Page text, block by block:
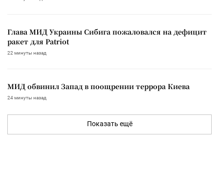
Глава МИД Украины Сибига пожаловался на дефицит
ракет для Patriot
22 минуты назад
МИД обвинил Запад в поощрении террора Киева
24 минуты назад
Показать ещё